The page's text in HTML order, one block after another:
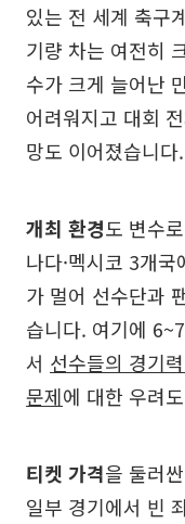
있는 전 세계 축구
기량 차는 여전히
수가 크게 늘어난
어려워지고 대회
망도 이어졌습니다.
개최 환경도 변수
나다·멕시코 3개
가 멀어 선수단과
습니다. 여기에
서 선수들의 경기
문제에 대한 우려
티켓 가격을 둘러
일부 경기에서 빈